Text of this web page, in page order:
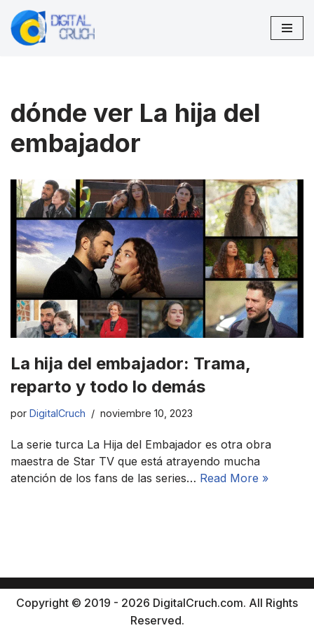
Saltar
dónde ver La hija del
embajador
La hija del embajador: Trama,
reparto y todo lo demás
por DigitalCruch noviembre 10, 2023
La serie turca La Hija del Embajador es otra obra
maestra de Star TV que está atrayendo mucha
atención de los fans de las series… Read More »
Copyright © 2019 - 2026 DigitalCruch.com. All Rights
Reserved.